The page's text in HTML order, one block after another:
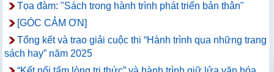
Tọa đàm: "Sách trong hành trình phát triển bản thân"
[GÓC CẢM ƠN]
Tổng kết và trao giải cuộc thi “Hành trình qua những trang
sách hay” năm 2025